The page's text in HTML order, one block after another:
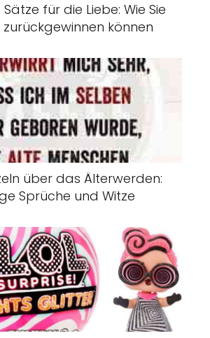
für die Liebe: Wie Sie
zurückgewinnen können
über das Älterwerden:
Sprüche und Witze